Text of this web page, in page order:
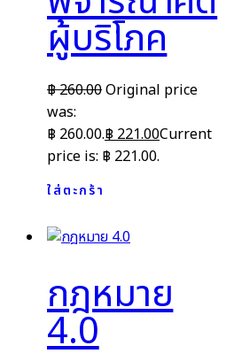
ผู้บริโภค
฿260.00Original price
was:
฿ 260.00.฿ 221.00Current
price is: ฿ 221.00.
ใส่ตะกร้า
กฎหมาย
4.0